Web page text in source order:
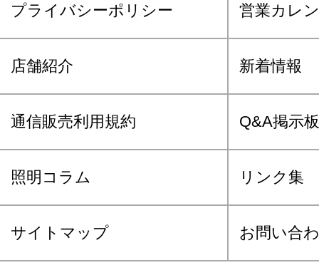
プライバシーポリシー 営業カレ
店舗紹介 新着情報
通信販売利用規約 Q&A掲示板
照明コラム リンク集
サイトマップ お問い合